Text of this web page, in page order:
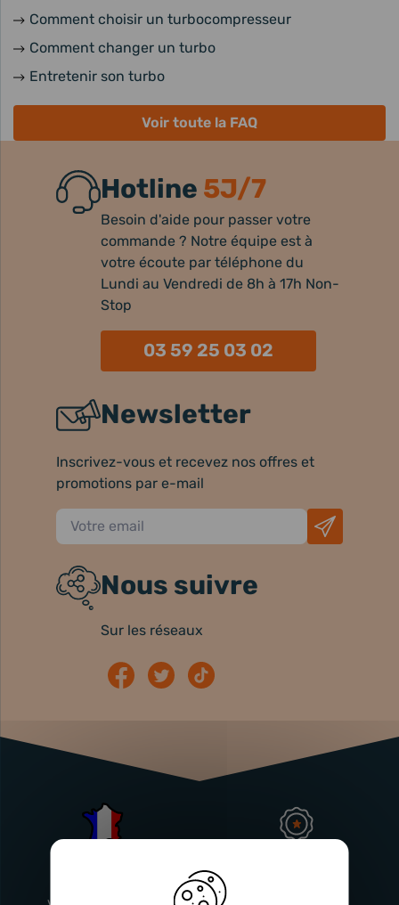
Comment choisir un turbocompresseur
Comment changer un turbo
Entretenir son turbo
Voir toute la FAQ
Hotline 5J/7
Besoin d'aide pour passer votre
commande ? Notre équipe est à
votre écoute par téléphone du
Lundi au Vendredi de 8h à 17h Non-
Stop
03 59 25 03 02
Newsletter
Inscrivez-vous et recevez nos offres et
promotions par e-mail
Nous suivre
Sur les réseaux